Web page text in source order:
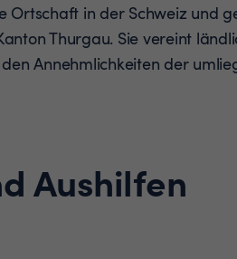
Ortschaft in der Schweiz und
Thurgau. Sie vereint
Annehmlichkeiten der
Aushilfen